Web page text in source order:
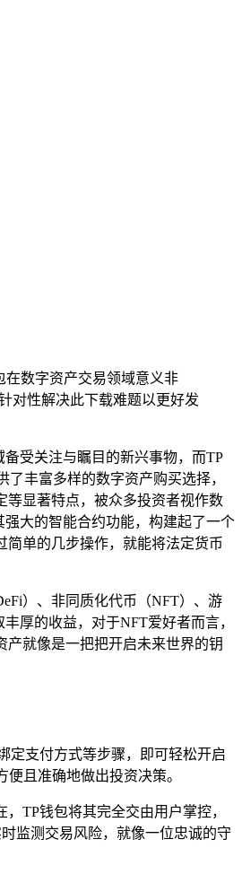
在数字资产交易领域意义非
对性解决此下载难题以更好发
受关注与瞩目的新兴事物，而TP
了丰富多样的数字资产购买选择，
等显著特点，被众多投资者视作数
大的智能合约功能，构建起了一个
单的几步操作，就能将法定货币
）、非同质化代币（NFT）、游
厚的收益，对于NFT爱好者而言，
就像是一把把开启未来世界的钥
定支付方式等步骤，即可轻松开启
且准确地做出投资决策。
TP钱包将其完全交由用户掌控，
监测交易风险，就像一位忠诚的守